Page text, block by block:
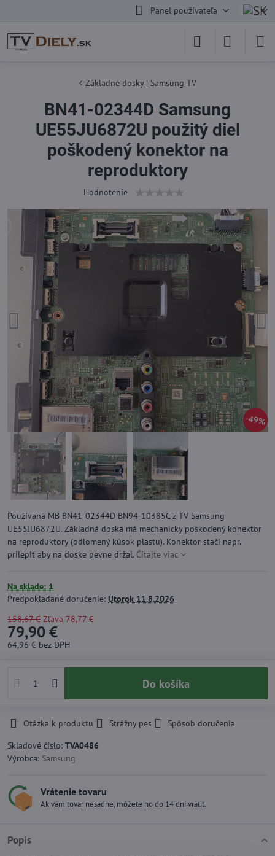
Panel používateľa
49%
Základné dosky | Samsung TV
BN41-02344D Samsung
UE55JU6872U použitý diel
poškodený konektor na
reproduktory
Hodnotenie
Používaná MB BN41-02344D BN94-10385C z TV Samsung
UE55JU6872U. Základná doska má mechanicky poškodený konektor
na reproduktory (odlomený kúsok plastu). Konektor stačí napr.
prilepiť aby na doske pevne držal. Čítajte viac
Na sklade: 1
Predpokladané doručenie: Utorok 11.8.2026
158,67 € Zľava 78,77 €
79,90 €
64,96 € bez DPH
Do košíka
Otázka k produktu Strážny pes
Spôsob doručenia
Skladové číslo: TVA0486
Výrobca: Samsung
Vrátenie tovaru
Ak vám tovar nesadne, môžete ho do 14 dní vrátiť.
Popis